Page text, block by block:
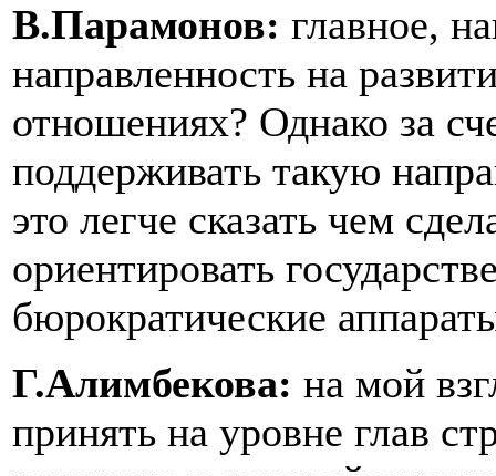
В.Парамонов: главное,
направленность на
отношениях? Однако за
поддерживать такую
это легче сказать чем
ориентировать
бюрократические
Г.Алимбекова: на мой
принять на уровне глав